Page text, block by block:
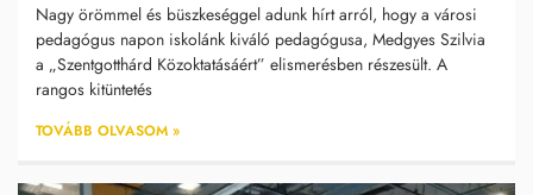
Nagy örömmel és büszkeséggel adunk hírt arról, hogy a városi
pedagógus napon iskolánk kiváló pedagógusa, Medgyes Szilvia
a „Szentgotthárd Közoktatásáért” elismerésben részesült. A
rangos kitüntetés
TOVÁBB OLVASOM »